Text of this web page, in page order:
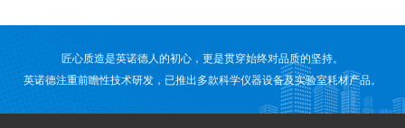
匠心质造是英诺德人的初心，更是贯穿始终对品质的坚持。
英诺德注重前瞻性技术研发，已推出多款科学仪器设备及实验室耗材产品。